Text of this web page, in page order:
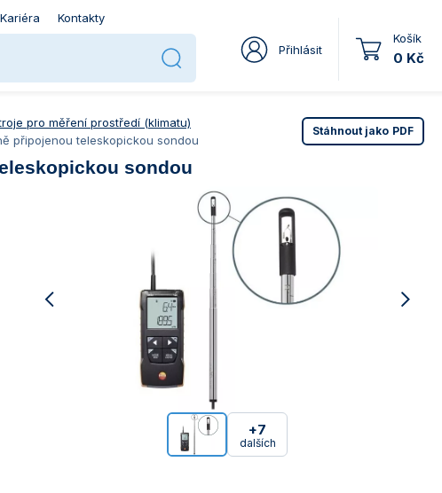
Kariéra Kontakty
Přihlásit
Košík
0 Kč
pro měření prostředí (klimatu)
připojenou teleskopickou sondou
Stáhnout jako PDF
sondou
+7
dalších